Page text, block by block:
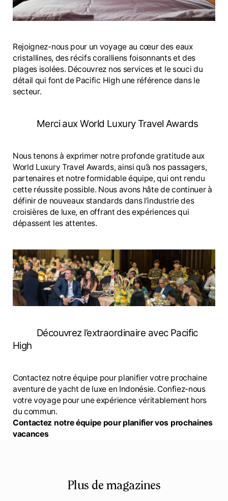
Rejoignez-nous pour un voyage au cœur des eaux
cristallines, des récifs coralliens foisonnants et des
plages isolées. Découvrez nos services et le souci du
détail qui font de Pacific High une référence dans le
secteur.
Merci aux World Luxury Travel Awards
Nous tenons à exprimer notre profonde gratitude aux
World Luxury Travel Awards, ainsi qu’à nos passagers,
partenaires et notre formidable équipe, qui ont rendu
cette réussite possible. Nous avons hâte de continuer à
définir de nouveaux standards dans l’industrie des
croisières de luxe, en offrant des expériences qui
dépassent les attentes.
Découvrez l’extraordinaire avec Pacific
High
Contactez notre équipe pour planifier votre prochaine
aventure de yacht de luxe en Indonésie. Confiez-nous
votre voyage pour une expérience véritablement hors
du commun.
Contactez notre équipe pour planifier vos prochaines
vacances
Plus de magazines